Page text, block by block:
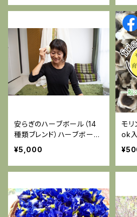
安らぎのハーブボール（14
種類ブレンド）ハーブボール
セルフケア講座付き
¥5,000
モ
ok
+送